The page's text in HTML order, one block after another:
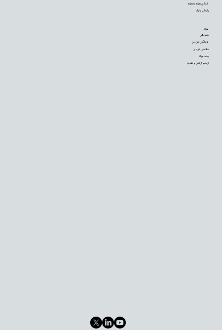
نوزاد
شیردهی
غربالگری نوزادان
سلامتی نوزادان
رشد نوزاد
از شیر گرفتن و تغذیه
بارداری هفته به هفته
زایمان و تولد